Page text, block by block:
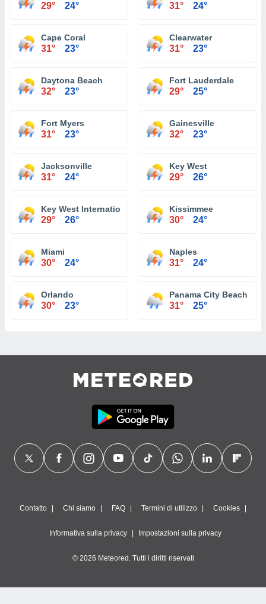
29° 24° 31° 24°
Cape Coral
31° 23°
Clearwater
31° 23°
Daytona Beach
32° 23°
Fort Lauderdale
29° 25°
Fort Myers
31° 23°
Gainesville
32° 23°
Jacksonville
31° 24°
Key West
29° 26°
Key West International Airport
29° 26°
Kissimmee
30° 24°
Miami
30° 24°
Naples
31° 24°
Orlando
30° 23°
Panama City Beach
31° 25°
Contatto Chi siamo FAQ Termini di utilizzo Cookies
Informativa sulla privacy Impostazioni sulla privacy
© 2026 Meteored. Tutti i diritti riservati